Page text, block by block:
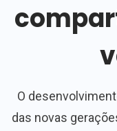
O
das novas